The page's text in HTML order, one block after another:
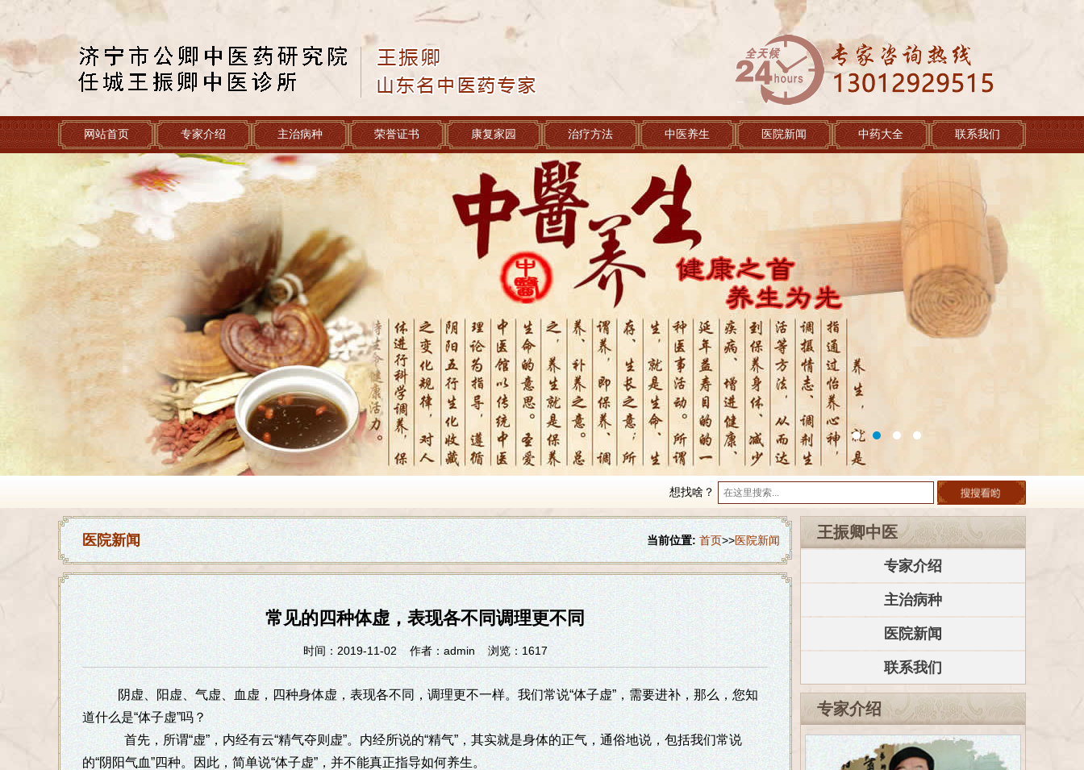
网站首页 专家介绍 主治病种 荣誉证书 康复家园 治疗方法 中医养生 医院新闻 中药大全 联系我们
想找啥？
当前位置: 首页>>医院新闻
医院新闻
常见的四种体虚，表现各不同调理更不同
时间：2019-11-02 作者：admin 浏览：1617
阴虚、阳虚、气虚、血虚，四种身体虚，表现各不同，调理更不一样。我们常说“体子虚”，需要进补，那么，您知
道什么是“体子虚”吗？
首先，所谓“虚”，内经有云“精气夺则虚”。内经所说的“精气”，其实就是身体的正气，通俗地说，包括我们常说
的“阴阳气血”四种。因此，简单说“体子虚”，并不能真正指导如何养生。
王振卿中医
专家介绍
主治病种
医院新闻
联系我们
专家介绍